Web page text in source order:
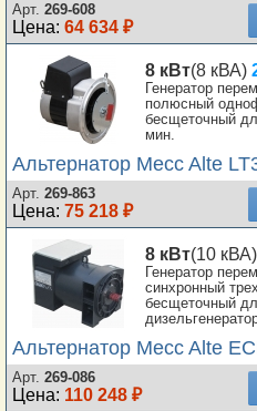
Арт. 269-608
Цена: 64 634 ₽
8 кВт(8 кВА)
Генератор
полюсный
бесщеточный
мин.
Альтернатор Mecc Alte
Арт. 269-863
Цена: 75 218 ₽
8 кВт(10 кВА)
Генератор
синхронный
бесщеточный
Альтернатор Mecc Alte
Арт. 269-086
Цена: 110 248 ₽